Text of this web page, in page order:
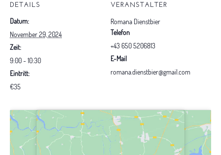
DETAILS
Datum:
November 29, 2024
Zeit:
9:00 - 10:30
Eintritt:
€35
VERANSTALTER
Romana Dienstbier
Telefon
+43 650 5206813
E-Mail
romana.dienstbier@gmail.com